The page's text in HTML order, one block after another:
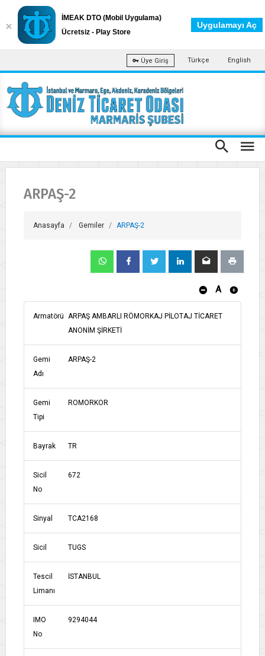
Üye Giriş Türkçe English
ARPAŞ-2
Anasayfa Gemiler ARPAŞ-2
A
Armatörü ARPAŞ AMBARLI RÖMORKAJ PİLOTAJ TİCARET
ANONİM ŞİRKETİ
Gemi
Adı
ARPAŞ-2
Gemi
Tipi
ROMORKOR
Bayrak TR
Sicil
No
672
Sinyal TCA2168
Sicil TUGS
Tescil
Limanı
İSTANBUL
IMO
No
9294044
İMEAK DTO (Mobil Uygulama)
Ücretsiz - Play Store
Uygulamayı Aç